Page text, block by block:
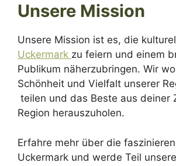
Unsere Mission
Unsere Mission ist es, die
Uckermark zu feiern und einem
Publikum näherzubringen. Wir
Schönheit und Vielfalt unserer
teilen und das Beste aus deiner
Region herauszuholen.
Erfahre mehr über die
Uckermark und werde Teil